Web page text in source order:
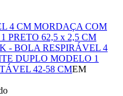
4 CM MORDAÇA COM
PRETO 62,5 x 2,5 CM
- BOLA RESPIRÁVEL 4
DUPLO MODELO 1
42-58 CMEM